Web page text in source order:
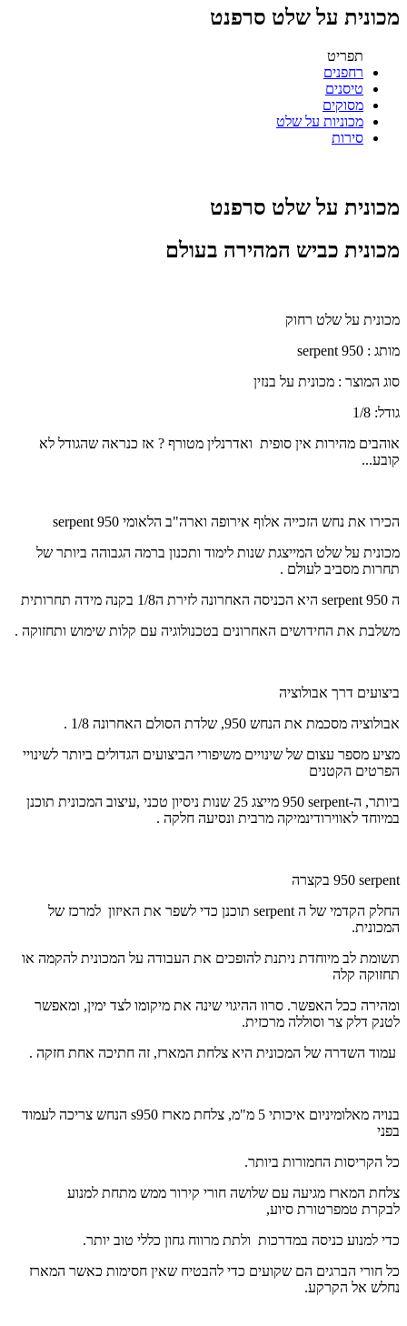
מכונית על שלט סרפנט
תפריט
רחפנים
טיסנים
מסוקים
מכוניות על שלט
סירות
מכונית על שלט סרפנט
מכונית כביש המהירה בעולם
מכונית על שלט רחוק
מותג : serpent 950
סוג המוצר : מכונית על בנזין
גודל: 1/8
אוהבים מהירות אין סופית ואדרנלין מטורף ? אז כנראה שהגודל לא
קובע...
הכירו את נחש הזכייה אלוף אירופה וארה"ב הלאומי serpent 950
מכונית על שלט המייצגת שנות לימוד ותכנון ברמה הגבוהה ביותר של
תחרות מסביב לעולם .
ה serpent 950 היא הכניסה האחרונה לזירת ה1/8 בקנה מידה תחרותית
משלבת את החידושים האחרונים בטכנולוגיה עם קלות שימוש ותחזוקה .
ביצועים דרך אבולוציה
אבולוציה מסכמת את הנחש 950, שלדת הסולם האחרונה 1/8 .
מציע מספר עצום של שינויים משיפורי הביצועים הגדולים ביותר לשינויי
הפרטים הקטנים
ביותר, הserpent-
950 מייצג 25 שנות ניסיון טכני ,עיצוב המכונית תוכנן
במיוחד לאווירודינמיקה מרבית ונסיעה חלקה .
serpent
החלק הקדמי של ה serpent תוכנן כדי לשפר את האיזון למרכז של
המכונית.
תשומת לב מיוחדת ניתנת להופכים את העבודה על המכונית להקמה או
תחזוקה קלה
ומהירה ככל האפשר. סרוו ההיגוי שינה את מיקומו לצד ימין, ומאפשר
לטנק דלק צר וסוללה מרכזית.
עמוד השדרה של המכונית היא צלחת המארז, זה חתיכה אחת חזקה .
בנויה מאלומיניום איכותי 5 מ"מ, צלחת מארז 950 s הנחש צריכה לעמוד
בפני
כל הקריסות החמורות ביותר.
צלחת המארז מגיעה עם שלושה חורי קירור ממש מתחת למנוע
לבקרת טמפרטורת סיוע,
כדי למנוע כניסה במדרכות ולתת מרווח גחון כללי טוב יותר.
כל חורי הברגים הם שקועים כדי להבטיח שאין חסימות כאשר המארז
נחלש אל הקרקע.